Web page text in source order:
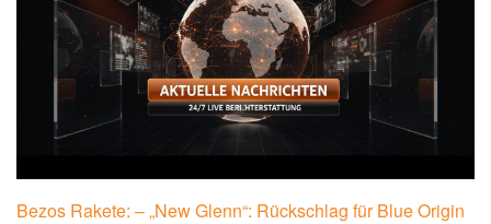
Bezos Rakete: – „New Glenn“: Rückschlag für Blue Origin